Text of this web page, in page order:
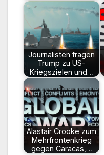
Journalisten fragen
Trump zu US-
Kriegszielen und…
Alastair Crooke zum
Mehrfrontenkrieg
gegen Caracas,…